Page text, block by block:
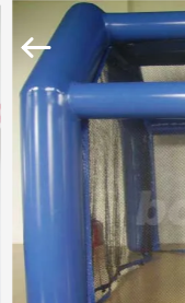
HUIS
VIDEO'S
Factory.
Rights
Reserved.